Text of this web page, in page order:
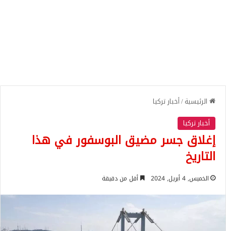
الرئيسية/أخبار تركيا
أخبار تركيا
إغلاق جسر مضيق البوسفور في هذا
التاريخ
الخميس, 4 أبريل, 2024 أقل من دقيقة